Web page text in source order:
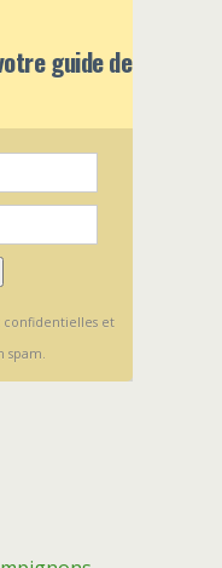
guide de
confidentielles et
spam.